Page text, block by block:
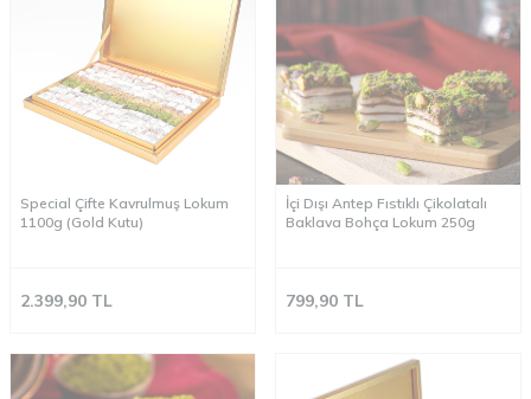
Special Çifte Kavrulmuş Lokum
1100g (Gold Kutu)
2.399,90 TL
İçi Dışı Antep Fıstıklı Çikolatalı
Baklava Bohça Lokum 250g
799,90 TL